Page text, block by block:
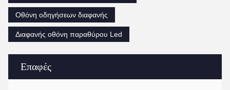
Επαφές
Οθόνη οδηγήσεων διαφανής
Διαφανής οθόνη παραθύρου Led